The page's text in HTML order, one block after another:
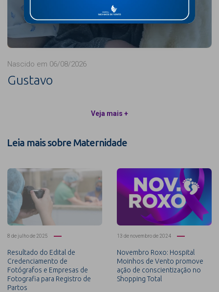
Nascido em 06/08/2026
Gustavo
Veja mais +
Leia mais sobre Maternidade
8 de julho de 2025
Resultado do Edital de
Credenciamento de
Fotógrafos e Empresas de
Fotografia para Registro de
Partos
13 de novembro de 2024
Novembro Roxo: Hospital
Moinhos de Vento promove
ação de conscientização no
Shopping Total